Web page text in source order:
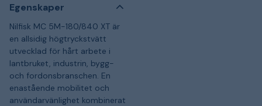
Egenskaper
Nilfisk MC 5M-180/840 XT är
en allsidig högtryckstvätt
utvecklad för hårt arbete i
lantbruket, industrin, bygg-
och fordonsbranschen. En
enastående mobilitet och
användarvänlighet kombinerat